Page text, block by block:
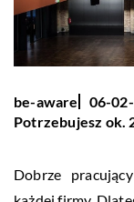
be-aware
06-
Potrzebujesz ok.
Dobrze